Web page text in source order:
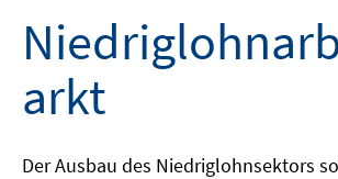
arkt
Der Ausbau des Niedriglohnsektors